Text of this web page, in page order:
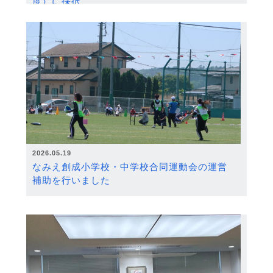
2026.05.19
なみえ創成小学校・中学校合同運動会の運営
補助を行いました